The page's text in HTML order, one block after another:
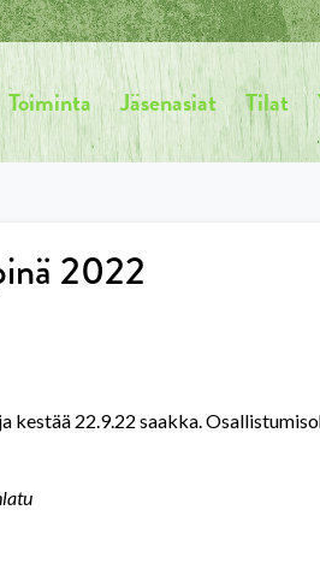
Toiminta Jäsenasiat Tilat
2022
kestää 22.9.22 saakka.